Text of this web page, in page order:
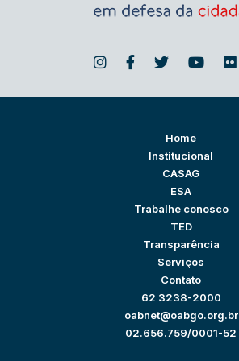
Home
Institucional
CASAG
ESA
Trabalhe conosco
TED
Transparência
Serviços
Contato
62 3238-2000
oabnet@oabgo.org.br
02.656.759/0001-52